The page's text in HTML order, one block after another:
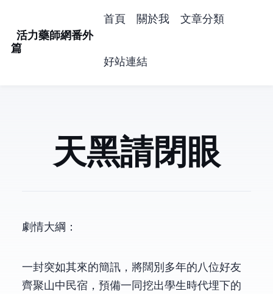
活力藥師網番外
篇
首頁 關於我 文章分類
好站連結
天黑請閉眼
劇情大綱：
一封突如其來的簡訊，將闊別多年的八位好友
齊聚山中民宿，預備一同挖出學生時代埋下的